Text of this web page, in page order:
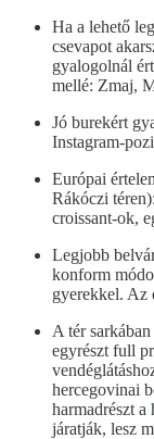
Ha a lehető
csevapot
gyalogolnál
mellé: Zmaj,
Jó burekért
Instagram-
Európai
Rákóczi
croissant-ok,
Legjobb
konform
gyerekkel. Az
A tér
egyrészt full
hercegovinai
harmadrészt
járatják, lesz